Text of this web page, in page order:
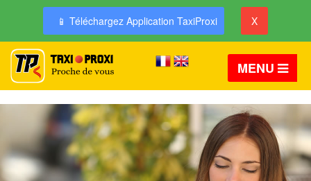
📱 Téléchargez Application TaxiProxi X
MENU